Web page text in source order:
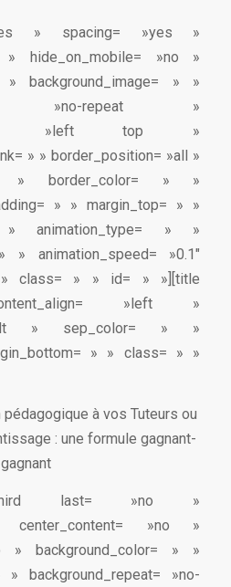
» spacing= »yes »
» hide_on_mobile= »no »
» background_image= » »
»no-repeat »
»left top »
» » border_position= »all »
» border_color= » »
» » margin_top= » »
» animation_type= » »
» animation_speed= »0.1″
» class= » » id= » »][title
»left »
» sep_color= » »
» » class= » »
à vos Tuteurs ou
: une formule gagnant-
gagnant
last= »no »
»no »
» background_color= » »
» background_repeat= »no-